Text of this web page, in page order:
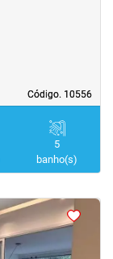
Código. 10556
Código. 10556
5
banho(s)